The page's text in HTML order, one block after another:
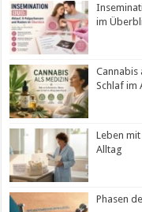
im
Cannabis
Schlaf im
Leben
Alltag
Phasen